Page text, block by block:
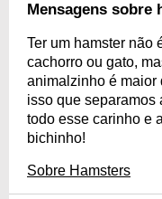
Mensagens sobre
Ter um hamster não
cachorro ou gato,
animalzinho é maior
isso que separamos
todo esse carinho e
bichinho!
Sobre Hamsters